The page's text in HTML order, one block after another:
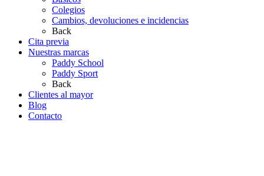
Colegios
Cambios, devoluciones e incidencias
Back
Cita previa
Nuestras marcas
Paddy School
Paddy Sport
Back
Clientes al mayor
Blog
Contacto